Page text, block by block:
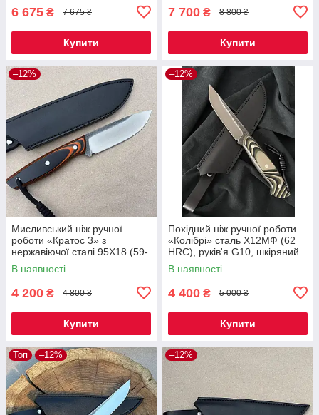
6 675 ₴ 7 675 ₴
Купити
7 700 ₴ 8 800 ₴
Купити
–12%
Мисливський ніж ручної
роботи «Кратос 3» з
нержавіючої сталі 95Х18 (59-
60 HRC), руків'я G10,
шкіряний чохол
В наявності
4 200 ₴ 4 800 ₴
Купити
–12%
Похідний ніж ручної роботи
«Колібрі» сталь Х12МФ (62
HRC), руків'я G10, шкіряний
чохол
В наявності
4 400 ₴ 5 000 ₴
Купити
Топ –12% –12%